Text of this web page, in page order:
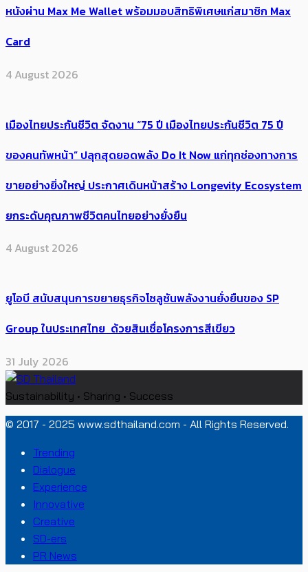
หนังผ่าน Max Me Wallet พร้อมมอบสิทธิพิเศษแก่สมาชิก Max
Card
4 August 2026
เมืองไทยประกันชีวิต จัดงาน “75 ปี เมืองไทยประกันชีวิต 75 ปี
ของคนทัพหน้า” ปลุกสุดยอดพลัง Do It Now แก่ทุกช่องทางการ
ขายอย่างยิ่งใหญ่ ประกาศเดินหน้าสร้าง Longevity Ecosystem
ยกระดับคุณภาพชีวิตคนไทยอย่างยั่งยืน
4 August 2026
ยูโอบี สนับสนุนการขยายธุรกิจโซลูชันพลังงานยั่งยืนของ SP
Group ในประเทศไทย ด้วยสินเชื่อโครงการสีเขียว
31 July 2026
Sustainability • Sharing • Success
© 2017 - 2025 www.sdthailand.com - All Rights Reserved.
Trending
Dialogue
Experience
Innovative
Creative
SD-ers
PR News